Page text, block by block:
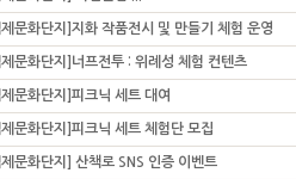
제문화단지]지화 작품전시 및 만들기 체험 운영
제문화단지]너프전투 : 위례성 체험 컨텐츠
제문화단지]피크닉 세트 대여
제문화단지]피크닉 세트 체험단 모집
제문화단지] 산책로 SNS 인증 이벤트